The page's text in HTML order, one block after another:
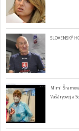
SLOVENSKÝ
Mimi
Vašáryovej a